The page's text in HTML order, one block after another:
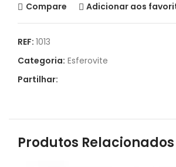
Compare
Adicionar aos
REF: 1013
Categoria: Esferovite
Partilhar:
Produtos Relacionados